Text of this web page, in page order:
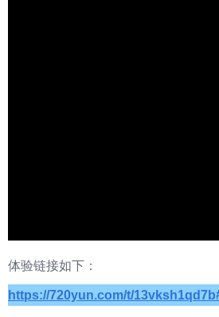
体验链接如下：
https://720yun.com/t/